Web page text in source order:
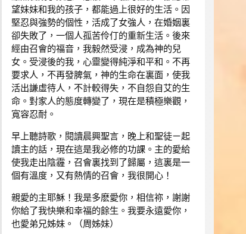
望妹妹和我的孩子，都能過上很好的生活。因
堅忍與強勢的個性，活成了女強人，在婚姻裏
卻失敗了，一個人孤苦伶仃的重新生活。後來
經由召會的福音，我毅然受浸，成為神的兒
女。受浸後的我，心靈變得純淨和平和。不再
要求人，不再發脾氣，神的生命在裏面，使我
活出謙虛待人，不計較得失，不自怨自艾的生
命。對家人的態度轉變了，現在是積極樂觀，
寬容忍耐。
早上聽詩歌，閱讀晨興聖言，晚上和聖徒ㄧ起
讀主的話，現在這是我必修的功課。主的愛給
使我走出陰霾，召會裏找到了歸屬，這裏是一
個有溫度，又有熱情的召會，我很開心！
親愛的主耶穌！我是多麽愛你，相信祢，謝謝
你給了我快樂和幸福的餘生。我要永遠愛你，
也愛弟兄姊妹。（周姊妹）